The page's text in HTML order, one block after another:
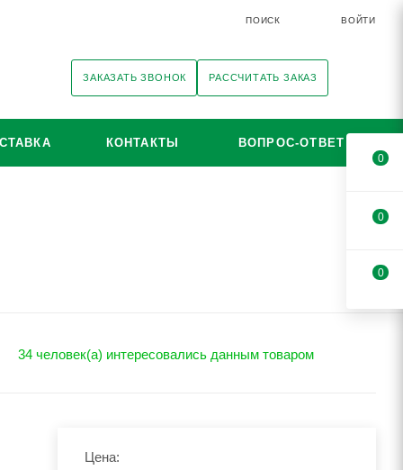
ПОИСК ВОЙТИ
ЗАКАЗАТЬ ЗВОНОК РАССЧИТАТЬ ЗАКАЗ
КОНТАКТЫ ВОПРОС-ОТВЕТ
34 человек(а) интересовались данным товаром
Цена:
0
0
0